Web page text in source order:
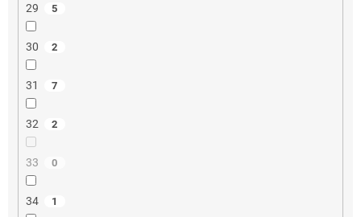
29 5
30 2
31 7
32 2
33 0
34 1